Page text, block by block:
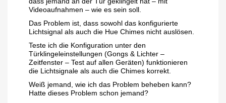
Videoaufnahmen – wie es sein soll.
Das Problem ist, dass sowohl das konfigurierte
Lichtsignal als auch die Hue Chimes nicht auslösen.
Teste ich die Konfiguration unter den
Türklingeleinstellungen (Gongs & Lichter –
Zeitfenster – Test auf allen Geräten) funktionieren
die Lichtsignale als auch die Chimes korrekt.
Weiß jemand, wie ich das Problem beheben kann?
Hatte dieses Problem schon jemand?